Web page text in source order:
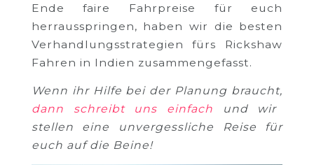
Ende faire Fahrpreise für euch
herrausspringen, haben wir die besten
Verhandlungsstrategien fürs Rickshaw
Fahren in Indien zusammengefasst.
Wenn ihr Hilfe bei der Planung braucht,
dann schreibt uns einfach und wir
stellen eine unvergessliche Reise für
euch auf die Beine!